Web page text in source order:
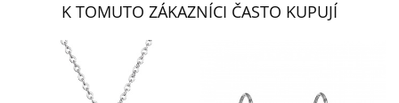
K TOMUTO ZÁKAZNÍCI ČASTO KUPUJÍ